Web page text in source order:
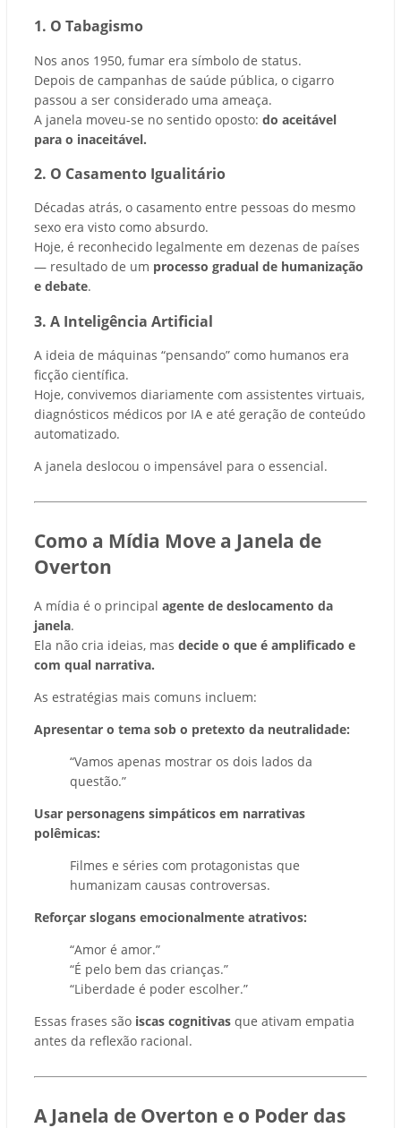
1. O Tabagismo
Nos anos 1950, fumar era símbolo de status.
Depois de campanhas de saúde pública, o cigarro
passou a ser considerado uma ameaça.
A janela moveu-se no sentido oposto: do aceitável
para o inaceitável.
2. O Casamento Igualitário
Décadas atrás, o casamento entre pessoas do mesmo
sexo era visto como absurdo.
Hoje, é reconhecido legalmente em dezenas de países
— resultado de um processo gradual de humanização
e debate.
3. A Inteligência Artificial
A ideia de máquinas “pensando” como humanos era
ficção científica.
Hoje, convivemos diariamente com assistentes virtuais,
diagnósticos médicos por IA e até geração de conteúdo
automatizado.
A janela deslocou o impensável para o essencial.
Como a Mídia Move a Janela de
Overton
A mídia é o principal agente de deslocamento da
janela.
Ela não cria ideias, mas decide o que é amplificado e
com qual narrativa.
As estratégias mais comuns incluem:
Apresentar o tema sob o pretexto da neutralidade:
“Vamos apenas mostrar os dois lados da
questão.”
Usar personagens simpáticos em narrativas
polêmicas:
Filmes e séries com protagonistas que
humanizam causas controversas.
Reforçar slogans emocionalmente atrativos:
“Amor é amor.”
“É pelo bem das crianças.”
“Liberdade é poder escolher.”
Essas frases são iscas cognitivas que ativam empatia
antes da reflexão racional.
A Janela de Overton e o Poder das